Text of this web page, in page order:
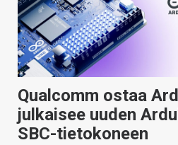
Qualcomm ostaa
julkaisee uuden
SBC-tietokoneen